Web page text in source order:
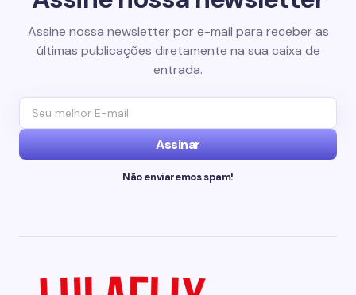
Assine nossa newsletter por e-mail para receber as
últimas publicações diretamente na sua caixa de
entrada.
Assinar
Não enviaremos spam!